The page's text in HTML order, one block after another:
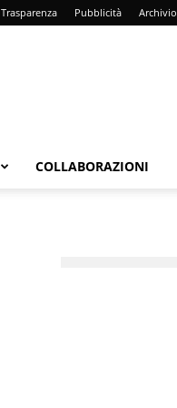
Trasparenza Pubblicità Archivio
COLLABORAZIONI